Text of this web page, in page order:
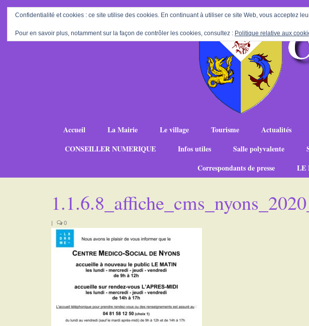
Accueil La Mairie Le village Tourisme Actualités
CONSEILLER NUMERIQUE
Infos utiles Salle polyvalente
Correspondants de presse
LE
| 0
Confidentialité et cookies : ce site utilise des cookies. En continuant à utiliser ce site Web, vous acceptez
Pour en savoir plus, notamment sur la façon de contrôler les cookies, consultez : Politique relative aux